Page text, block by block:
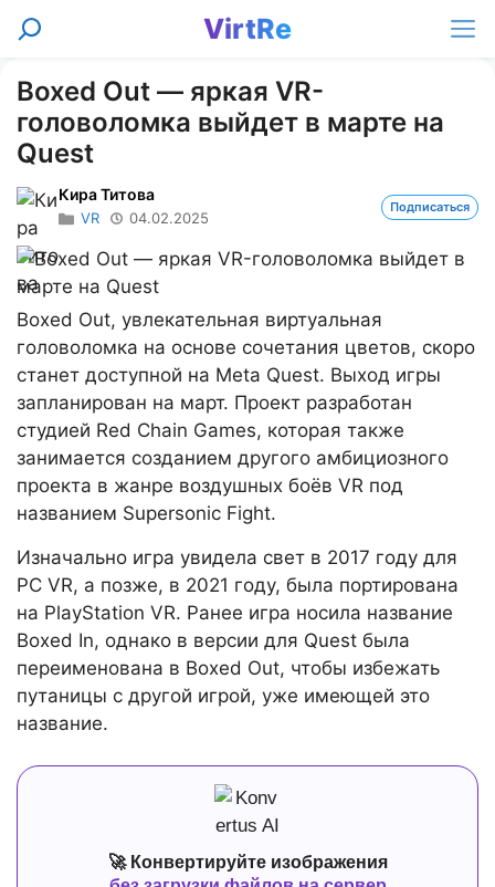
Перейти
VirtRe
Поиск
Boxed Out — яркая VR-
головоломка выйдет в марте на
Quest
Кира Титова
VR 04.02.2025
Подписаться
Boxed Out, увлекательная виртуальная
головоломка на основе сочетания цветов, скоро
станет доступной на Meta Quest. Выход игры
запланирован на март. Проект разработан
студией Red Chain Games, которая также
занимается созданием другого амбициозного
проекта в жанре воздушных боёв VR под
названием Supersonic Fight.
Изначально игра увидела свет в 2017 году для
PC VR, а позже, в 2021 году, была портирована
на PlayStation VR. Ранее игра носила название
Boxed In, однако в версии для Quest была
переименована в Boxed Out, чтобы избежать
путаницы с другой игрой, уже имеющей это
название.
🚀 Конвертируйте изображения